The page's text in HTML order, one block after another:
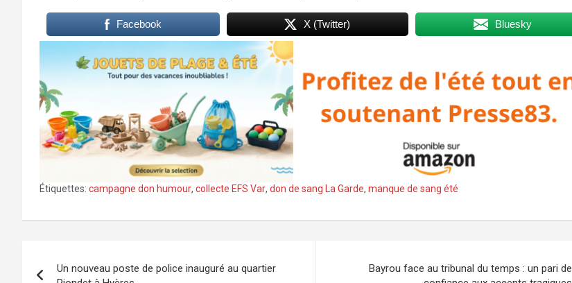
Facebook X (Twitter) Bluesky
Étiquettes: campagne don humour, collecte EFS Var, don de sang La Garde, manque de sang été
Un nouveau poste de police inauguré au quartier
Bayrou face au tribunal du temps : un pari de